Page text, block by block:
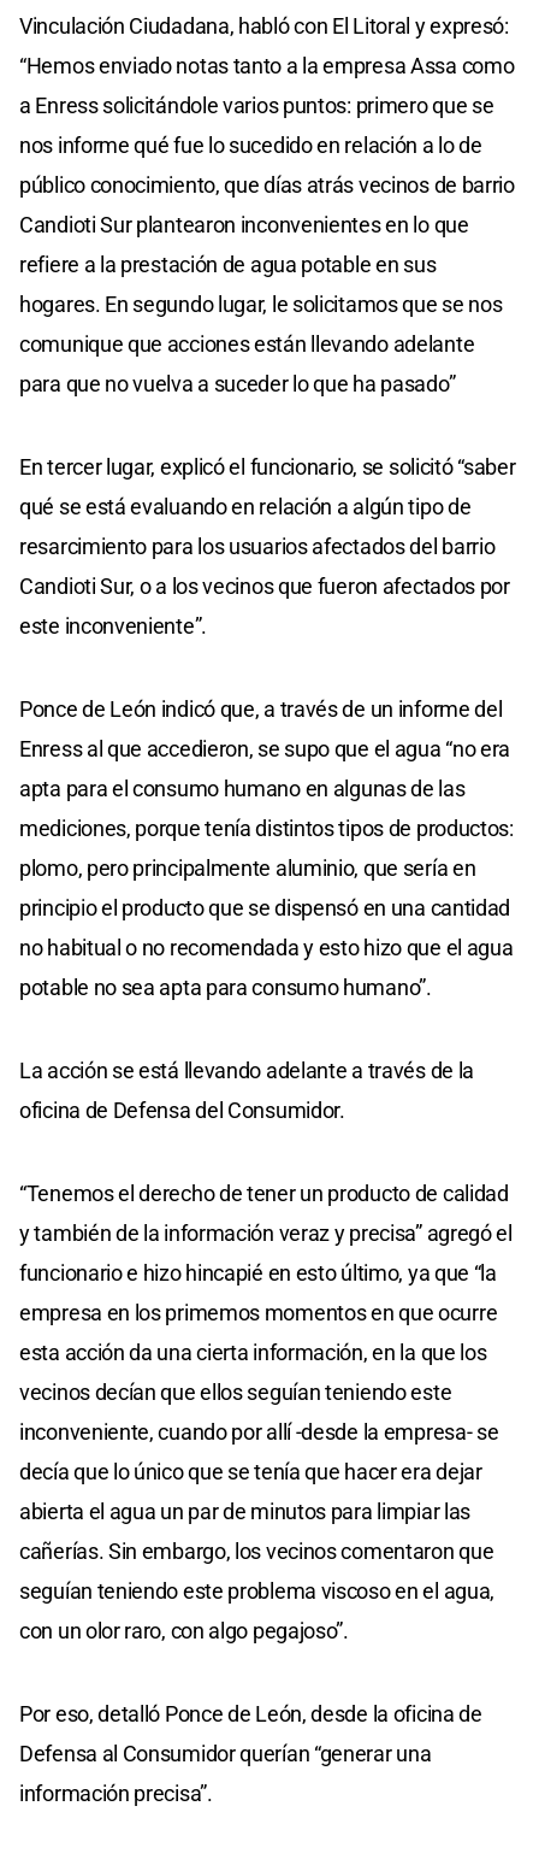
Vinculación Ciudadana, habló con El Litoral y expresó:
“Hemos enviado notas tanto a la empresa Assa como
a Enress solicitándole varios puntos: primero que se
nos informe qué fue lo sucedido en relación a lo de
público conocimiento, que días atrás vecinos de barrio
Candioti Sur plantearon inconvenientes en lo que
refiere a la prestación de agua potable en sus
hogares. En segundo lugar, le solicitamos que se nos
comunique que acciones están llevando adelante
para que no vuelva a suceder lo que ha pasado”
En tercer lugar, explicó el funcionario, se solicitó “saber
qué se está evaluando en relación a algún tipo de
resarcimiento para los usuarios afectados del barrio
Candioti Sur, o a los vecinos que fueron afectados por
este inconveniente”.
Ponce de León indicó que, a través de un informe del
Enress al que accedieron, se supo que el agua “no era
apta para el consumo humano en algunas de las
mediciones, porque tenía distintos tipos de productos:
plomo, pero principalmente aluminio, que sería en
principio el producto que se dispensó en una cantidad
no habitual o no recomendada y esto hizo que el agua
potable no sea apta para consumo humano”.
La acción se está llevando adelante a través de la
oficina de Defensa del Consumidor.
“Tenemos el derecho de tener un producto de calidad
y también de la información veraz y precisa” agregó el
funcionario e hizo hincapié en esto último, ya que “la
empresa en los primemos momentos en que ocurre
esta acción da una cierta información, en la que los
vecinos decían que ellos seguían teniendo este
inconveniente, cuando por allí -desde la empresa- se
decía que lo único que se tenía que hacer era dejar
abierta el agua un par de minutos para limpiar las
cañerías. Sin embargo, los vecinos comentaron que
seguían teniendo este problema viscoso en el agua,
con un olor raro, con algo pegajoso”.
Por eso, detalló Ponce de León, desde la oficina de
Defensa al Consumidor querían “generar una
información precisa”.